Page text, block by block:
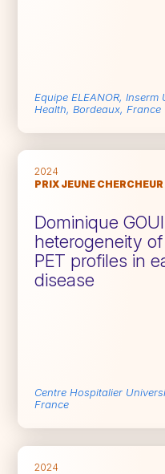
Equipe ELEANOR,
Health, Bordeaux, France
2024
PRIX JEUNE CHERCHEUR
Dominique
heterogeneity
PET profiles in
disease
Centre Hospitalier
France
2024